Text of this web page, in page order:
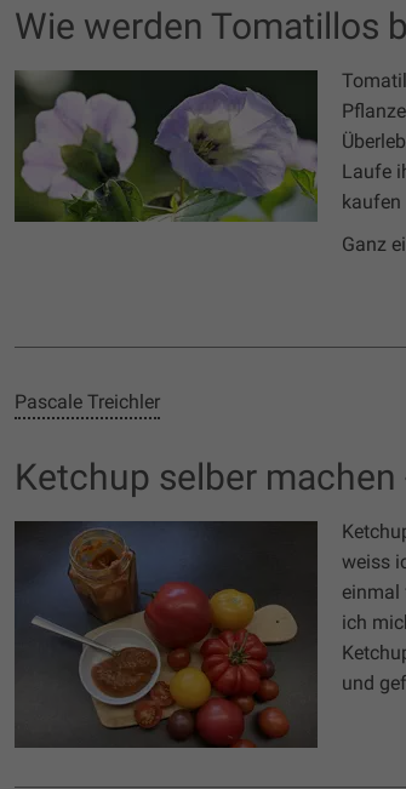
Wie werden Tomatillos
Laufe
kaufen
Ganz
Pascale Treichler
Ketchup selber
weiss
einmal
ich
und